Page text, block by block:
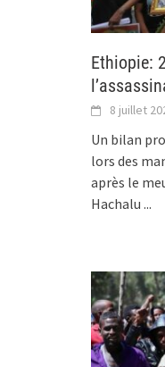
Ethiopie:
8 juillet
Un bilan
lors des
après le
Hachalu ...